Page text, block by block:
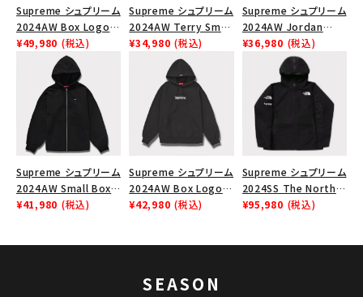
Supreme シュプリーム
2024AW Box Logo
Hooded Sweatshirt
ボックスロゴフードパー
カー ストーン
¥49,980 (税込)
Supreme シュプリーム
2024AW Terry Small
Box Sweater テリー
スモールボックスセータ
ー ヘザーグレー 灰
¥34,980 (税込)
Supreme シュプリーム
2024AW Jordan
Tricot Track Jacket
ジョーダントリコットト
ラックジャケット ライト
ブルー 青
¥36,980 (税込)
Supreme シュプリーム
2024AW Small Box
Zip Up Hooded
¥41,980 (税込)
Supreme シュプリーム
2024AW Box Logo
Hooded Sweatshirt
¥42,980 (税込)
Supreme シュプリーム
2024SS The North
Face Split Taped
¥95,980 (税込)
SEASON